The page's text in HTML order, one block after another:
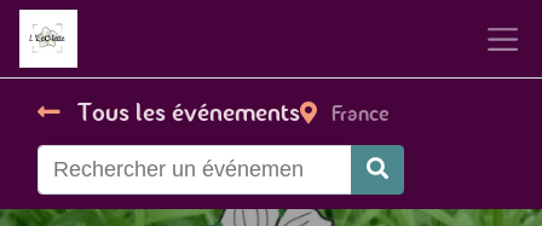
Tous les événements France